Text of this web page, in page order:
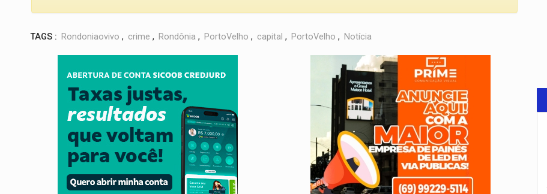
TAGS : Rondoniaovivo , crime , Rondônia , PortoVelho , capital , PortoVelho , Notícia